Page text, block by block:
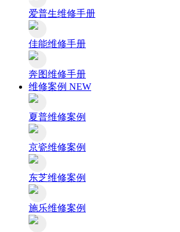
爱普生维修手册
佳能维修手册
奔图维修手册
维修案例 NEW
夏普维修案例
京瓷维修案例
东芝维修案例
施乐维修案例